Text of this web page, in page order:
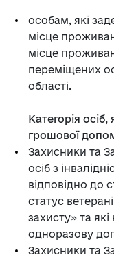
особам, які
місце
місце
переміщених
області.
Категорія
грошової
Захисники та
осіб з
відповідно до
статус
захисту» та
одноразову
Захисники та